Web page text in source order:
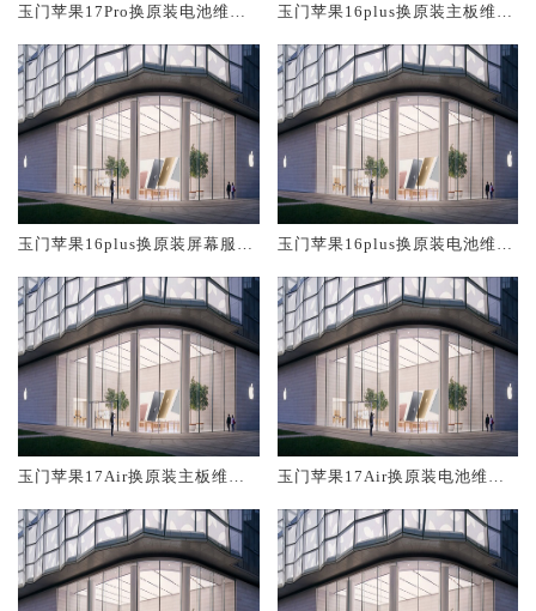
玉门苹果17Pro换原装电池维修
玉门苹果16plus换原装主板维修
玉门苹果16plus换原装屏幕服务
玉门苹果16plus换原装电池维修
玉门苹果17Air换原装主板维修
玉门苹果17Air换原装电池维修